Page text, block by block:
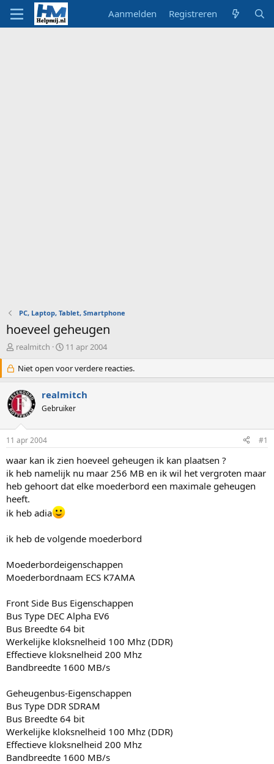
Aanmelden Registreren
PC, Laptop, Tablet, Smartphone
hoeveel geheugen
O
d
e
r
w
e
s
t
a
r
t
e
r
realmitch
S
a
r
d
a
m
11 apr 2004
Niet open voor verdere reacties.
realmitch
Gebruiker
11 apr 2004 #1
waar kan ik zien hoeveel geheugen ik kan plaatsen ?
ik heb namelijk nu maar 256 MB en ik wil het vergroten maar
heb gehoort dat elke moederbord een maximale geheugen
heeft.
ik heb adia
ik heb de volgende moederbord
Moederbordeigenschappen
Moederbordnaam ECS K7AMA
Front Side Bus Eigenschappen
Bus Type DEC Alpha EV6
Bus Breedte 64 bit
Werkelijke kloksnelheid 100 Mhz (DDR)
Effectieve kloksnelheid 200 Mhz
Bandbreedte 1600 MB/s
Geheugenbus-Eigenschappen
Bus Type DDR SDRAM
Bus Breedte 64 bit
Werkelijke kloksnelheid 100 Mhz (DDR)
Effectieve kloksnelheid 200 Mhz
Bandbreedte 1600 MB/s